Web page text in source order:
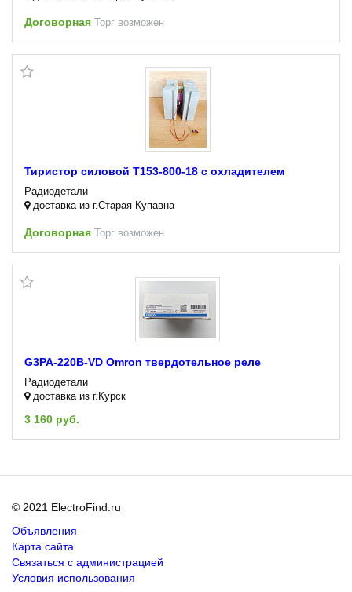
Договорная Торг возможен
Тиристор силовой Т153-800-18 с охладителем
Радиодетали
доставка из г.Старая Купавна
Договорная Торг возможен
G3PA-220B-VD Omron твердотельное реле
Радиодетали
доставка из г.Курск
3 160 руб.
© 2021 ElectroFind.ru
Объявления
Карта сайта
Связаться с администрацией
Условия использования